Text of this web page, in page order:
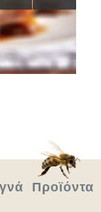
Προϊόντα